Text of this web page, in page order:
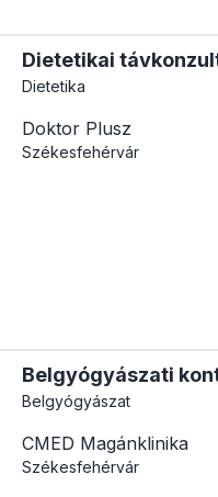
Dietetikai
Dietetika
Doktor Plusz
Székesfehérvár
Belgyógyászati
Belgyógyászat
CMED Magánklinika
Székesfehérvár